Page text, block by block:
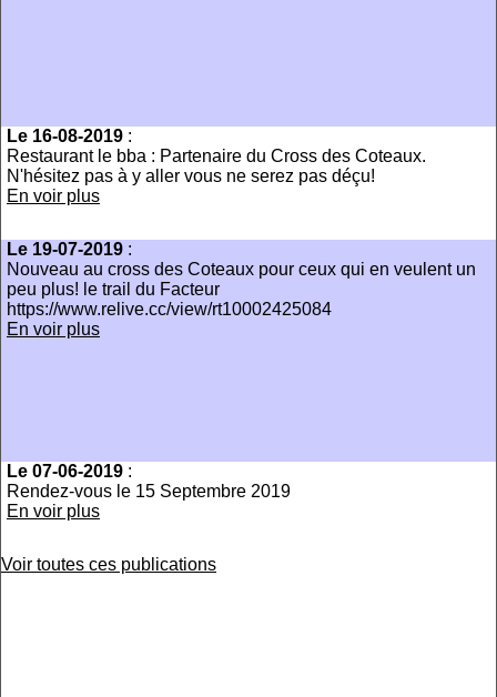
Le 16-08-2019 :
Restaurant le bba : Partenaire du Cross des Coteaux.
N'hésitez pas à y aller vous ne serez pas déçu!
En voir plus
Le 19-07-2019 :
Nouveau au cross des Coteaux pour ceux qui en veulent un
peu plus! le trail du Facteur
https://www.relive.cc/view/rt10002425084
En voir plus
Le 07-06-2019 :
Rendez-vous le 15 Septembre 2019
En voir plus
Voir toutes ces publications